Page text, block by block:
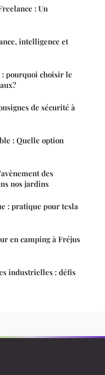
: Un
intelligence et
pourquoi choisir le
de sécurité à
: Quelle option
des
nos jardins
: pratique pour tesla
en camping à Fréjus
industrielles : défis